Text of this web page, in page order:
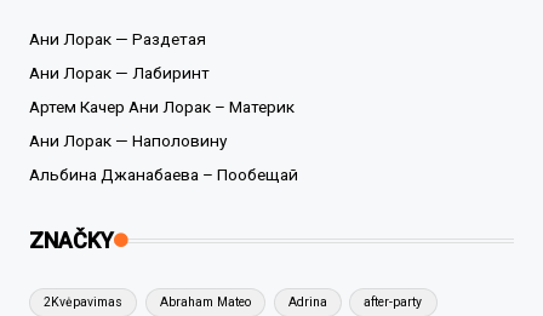
Ани Лорак — Раздетая
Ани Лорак — Лабиринт
Артем Качер Ани Лорак – Материк
Ани Лорак — Наполовину
Альбина Джанабаева – Пообещай
ZNAČKY
2Kvėpavimas Abraham Mateo Adrina after-party